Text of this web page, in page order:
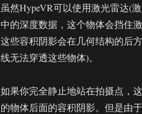
虽然HypeVR可以使用激光雷达(
中的深度数据，这个物体会挡住
这些容积阴影会在几何结构的后
线无法穿透这些物体)。
如果你完全静止地站在拍摄点，
的物体后面的容积阴影。但是由